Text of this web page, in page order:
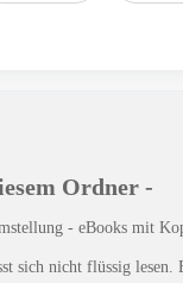
Ordner -
- eBooks mit
sich nicht flüssig lesen.